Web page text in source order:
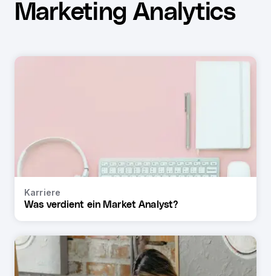
Marketing Analytics
Karriere
Was verdient ein Market Analyst?